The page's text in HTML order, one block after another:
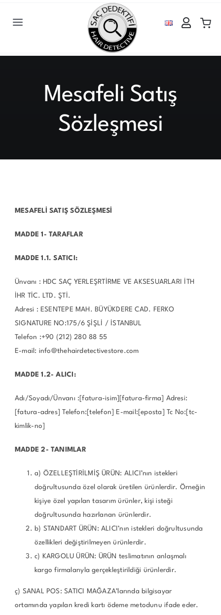
Toggle
Mesafeli Satış
Sözleşmesi
MESAFELİ SATIŞ SÖZLEŞMESİ
MADDE 1- TARAFLAR
MADDE 1.1. SATICI:
Ünvanı : HDC SAÇ YERLEŞRTİRME VE AKSESUARLARI İTH
İHR TİC. LTD. ŞTİ.
Adresi : ESENTEPE MAH. BÜYÜKDERE CAD. FERKO
SIGNATURE NO:175/6 ŞİŞLİ / İSTANBUL
Telefon :+90 (212) 280 88 55
E-mail: info@thehairdetectivestore.com
MADDE 1.2- ALICI:
Adı/Soyadı/Ünvanı :[fatura-isim][fatura-firma] Adresi:
[fatura-adres] Telefon:[telefon] E-mail:[eposta] Tc No:[tc-
kimlik-no]
MADDE 2- TANIMLAR
a) ÖZELLEŞTİRİLMİŞ ÜRÜN: ALICI’nın istekleri
doğrultusunda özel olarak üretilen ürünlerdir. Örneğin
kişiye özel yapılan tasarım ürünler, kişi isteği
doğrultusunda hazırlanan ürünlerdir.
b) STANDART ÜRÜN: ALICI’nın istekleri doğrultusunda
özellikleri değiştirilmeyen ürünlerdir.
c) KARGOLU ÜRÜN: ÜRÜN teslimatının anlaşmalı
kargo firmalarıyla gerçekleştirildiği ürünlerdir.
ç) SANAL POS: SATICI MAĞAZA’larında bilgisayar
ortamında yapılan kredi kartı ödeme metodunu ifade eder.